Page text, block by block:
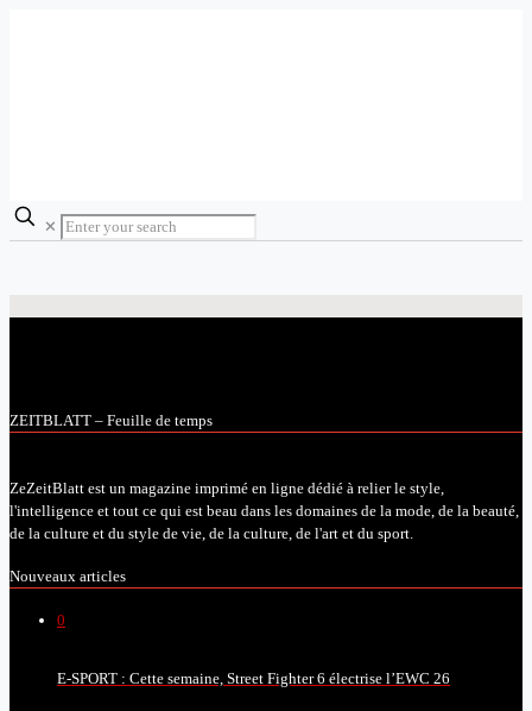
✕
ZEITBLATT – Feuille de temps
ZeZeitBlatt est un magazine imprimé en ligne dédié à relier le style,
l'intelligence et tout ce qui est beau dans les domaines de la mode, de la beauté,
de la culture et du style de vie, de la culture, de l'art et du sport.
Nouveaux articles
0
E-SPORT : Cette semaine, Street Fighter 6 électrise l’EWC 26